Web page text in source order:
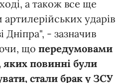
а також все ще
ударів
Дніпра", - зазначив
що передумовами
яких повинні були
стали брак у ЗСУ